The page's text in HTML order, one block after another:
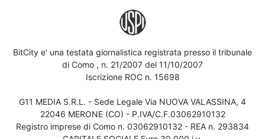
BitCity e' una testata giornalistica registrata presso il tribunale
di Como , n. 21/2007 del 11/10/2007
Iscrizione ROC n. 15698
G11 MEDIA S.R.L. - Sede Legale Via NUOVA VALASSINA, 4
22046 MERONE (CO) - P.IVA/C.F.03062910132
Registro imprese di Como n. 03062910132 - REA n. 293834